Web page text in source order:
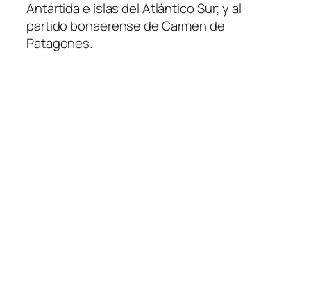
Antártida e islas del Atlántico Sur; y al
partido bonaerense de Carmen de
Patagones.